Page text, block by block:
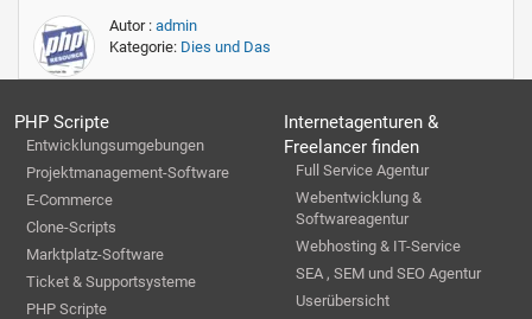
Autor : admin
Kategorie: Dies und Das
PHP Scripte
Entwicklungsumgebungen
Projektmanagement-Software
E-Commerce
Clone-Scripts
Marktplatz-Software
Ticket & Supportsysteme
PHP Scripte
Internetagenturen &
Freelancer finden
Full Service Agentur
Webentwicklung &
Softwareagentur
Webhosting & IT-Service
SEA , SEM und SEO Agentur
Userübersicht